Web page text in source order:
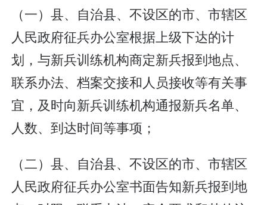
（一）县、自治县、不设区的市、市辖区
人民政府征兵办公室根据上级下达的计
划，与新兵训练机构商定新兵报到地点、
联系办法、档案交接和人员接收等有关事
宜，及时向新兵训练机构通报新兵名单、
人数、到达时间等事项；
（二）县、自治县、不设区的市、市辖区
人民政府征兵办公室书面告知新兵报到地